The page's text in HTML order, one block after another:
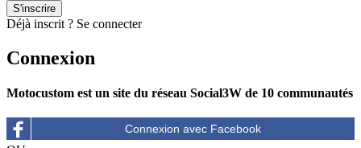
Déjà inscrit ? Se connecter
Connexion
Motocustom est un site du réseau Social3W de 10 communautés